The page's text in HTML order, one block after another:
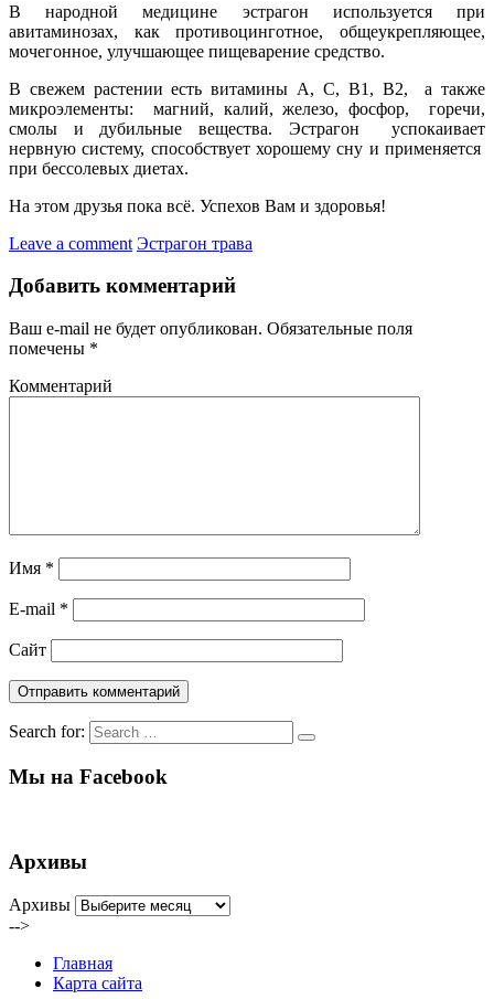
В народной медицине эстрагон используется при
авитаминозах, как противоцинготное, общеукрепляющее,
мочегонное, улучшающее пищеварение средство.
В свежем растении есть витамины А, С, В1, В2, а также
микроэлементы: магний, калий, железо, фосфор, горечи,
смолы и дубильные вещества. Эстрагон успокаивает
нервную систему, способствует хорошему сну и применяется
при бессолевых диетах.
На этом друзья пока всё. Успехов Вам и здоровья!
Leave a comment Эстрагон трава
Добавить комментарий
Ваш e-mail не будет опубликован. Обязательные поля
помечены *
Комментарий
Имя *
E-mail *
Сайт
Search for:
Мы на Facebook
Архивы
Архивы
-->
Главная
Карта сайта